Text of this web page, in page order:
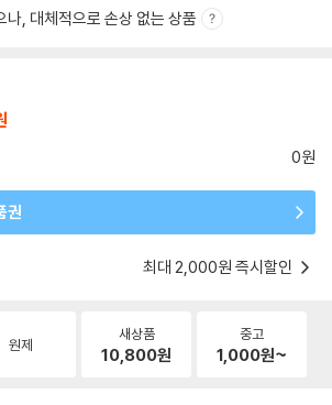
나, 대체적으로 손상 없는 상품
0원
권
최대 2,000원 즉시할인
원제
새상품
10,800원
중고
1,000원~